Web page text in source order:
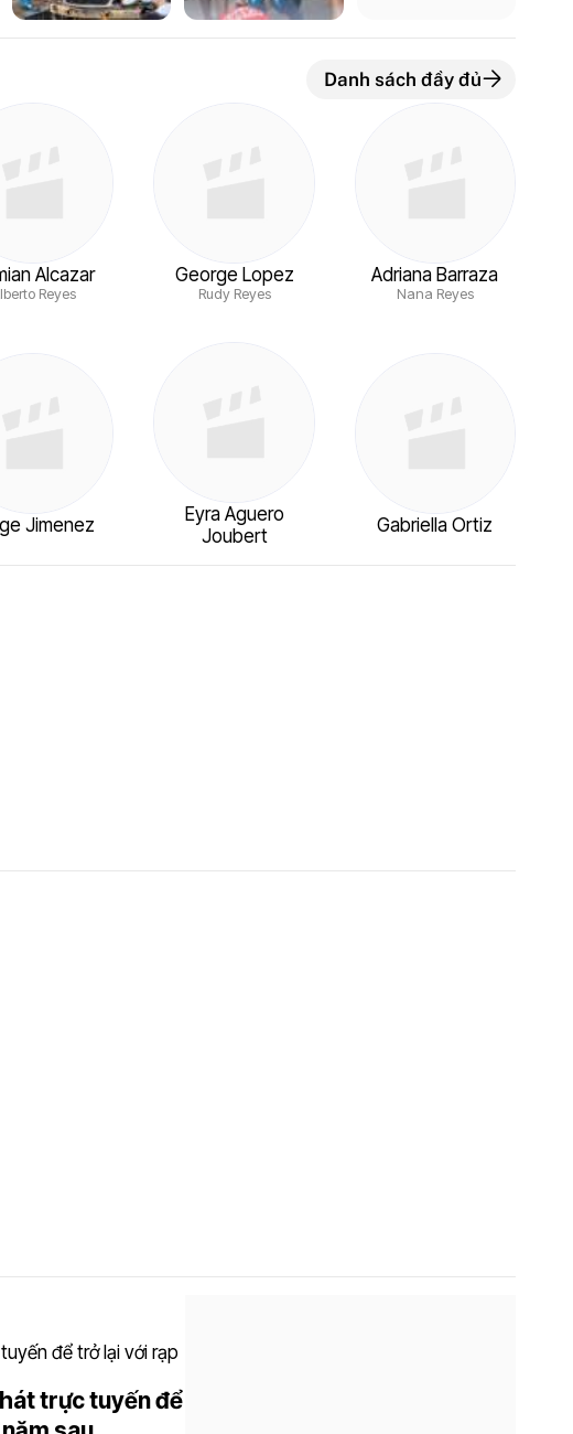
Danh sách đầy đủ
Alcazar
Reyes
George Lopez
Rudy Reyes
Adriana Barraza
Nana Reyes
Jimenez
Eyra Aguero
Joubert
Gabriella Ortiz
trực tuyến để